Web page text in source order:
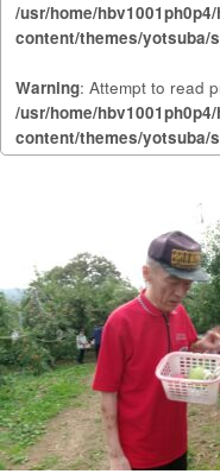
/usr/home/
content/themes/yotsuba/
Warning: Attempt to read
/usr/home/
content/themes/yotsuba/